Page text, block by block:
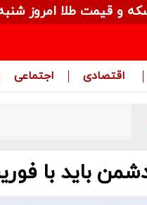
اقتصادی اجتماعی
باید با
طلا امروز شنبه ۱۷ مرداد ۱۴۰۵ +